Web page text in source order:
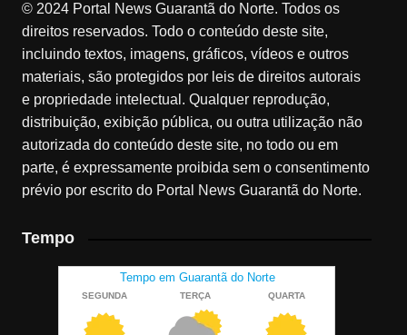
© 2024 Portal News Guarantã do Norte. Todos os
direitos reservados. Todo o conteúdo deste site,
incluindo textos, imagens, gráficos, vídeos e outros
materiais, são protegidos por leis de direitos autorais
e propriedade intelectual. Qualquer reprodução,
distribuição, exibição pública, ou outra utilização não
autorizada do conteúdo deste site, no todo ou em
parte, é expressamente proibida sem o consentimento
prévio por escrito do Portal News Guarantã do Norte.
Tempo